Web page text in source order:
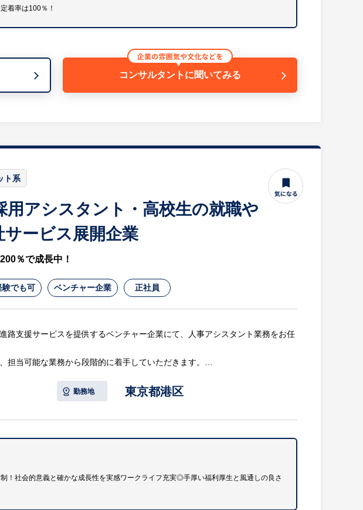
法書士：1名 法務スタッフ：3名
定型業務だけでなく、組織体制の構築や新たな取り組みに関与できる機会が豊
スピード感を身につけることができます。
籍し、法務定着率は100％！
弁護士メンバー5名のもとで、切磋琢磨しながら成長できる環境です。
すい環境で、弁護士会費も全額会社負担です。
着率は100％！
コンサルタントに聞いてみる
ト系
用アシスタント・高校生の就職や
ービス展開企業
％で成長中！
験でも可 ベンチャー企業 正社員
路支援サービスを提供するベンチャー企業にて、人事アシスタント業務をお任
担当可能な業務から段階的に着手していただきます。
絡
事務業務
勤務地 東京都港区
！社会的意義と確かな成長性を実感ワークライフ充実◎手厚い福利厚生と風通しの良さ